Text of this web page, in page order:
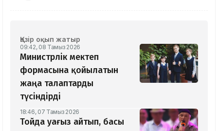
Қазір оқып жатыр
09:42, 08 Тамыз 2026
Министрлік мектеп
формасына қойылатын
жаңа талаптарды
түсіндірді
18:46, 07 Тамыз 2026
Тойда уағыз айтып, басы